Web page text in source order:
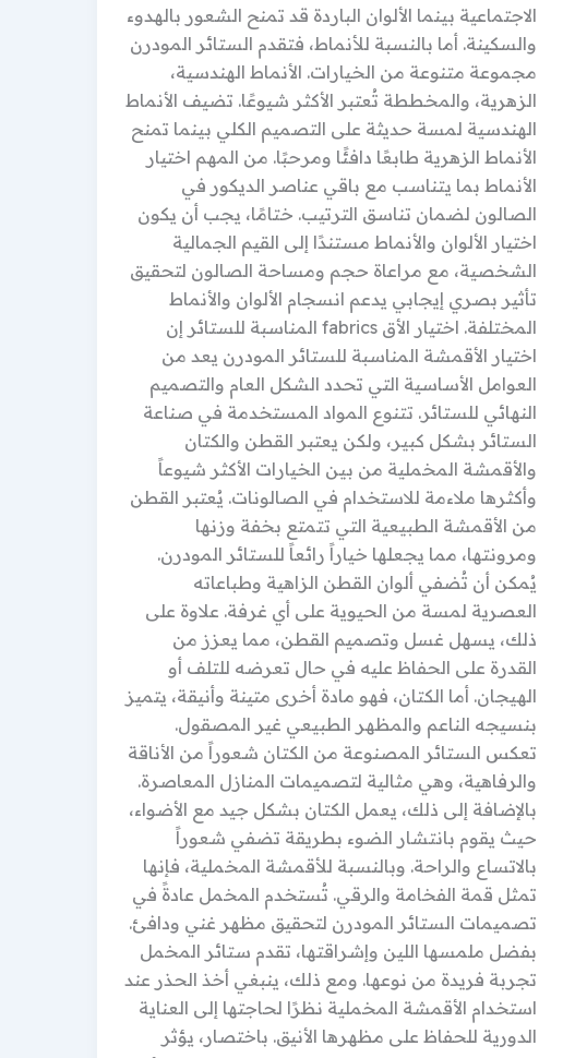
الاجتماعية بينما الألوان الباردة قد تمنح الشعور بالهدوء
والسكينة. أما بالنسبة للأنماط، فتقدم الستائر المودرن
مجموعة متنوعة من الخيارات. الأنماط الهندسية،
الزهرية، والمخططة تُعتبر الأكثر شيوعًا. تضيف الأنماط
الهندسية لمسة حديثة على التصميم الكلي بينما تمنح
الأنماط الزهرية طابعًا دافئًا ومرحبًا. من المهم اختيار
الأنماط بما يتناسب مع باقي عناصر الديكور في
الصالون لضمان تناسق الترتيب. ختامًا، يجب أن يكون
اختيار الألوان والأنماط مستندًا إلى القيم الجمالية
الشخصية، مع مراعاة حجم ومساحة الصالون لتحقيق
تأثير بصري إيجابي يدعم انسجام الألوان والأنماط
المختلفة. اختيار الأق fabrics المناسبة للستائر إن
اختيار الأقمشة المناسبة للستائر المودرن يعد من
العوامل الأساسية التي تحدد الشكل العام والتصميم
النهائي للستائر. تتنوع المواد المستخدمة في صناعة
الستائر بشكل كبير، ولكن يعتبر القطن والكتان
والأقمشة المخملية من بين الخيارات الأكثر شيوعاً
وأكثرها ملاءمة للاستخدام في الصالونات. يُعتبر القطن
من الأقمشة الطبيعية التي تتمتع بخفة وزنها
ومرونتها، مما يجعلها خياراً رائعاً للستائر المودرن.
يُمكن أن تُضفي ألوان القطن الزاهية وطباعاته
العصرية لمسة من الحيوية على أي غرفة. علاوة على
ذلك، يسهل غسل وتصميم القطن، مما يعزز من
القدرة على الحفاظ عليه في حال تعرضه للتلف أو
الهيجان. أما الكتان، فهو مادة أخرى متينة وأنيقة، يتميز
بنسيجه الناعم والمظهر الطبيعي غير المصقول.
تعكس الستائر المصنوعة من الكتان شعوراً من الأناقة
والرفاهية، وهي مثالية لتصميمات المنازل المعاصرة.
بالإضافة إلى ذلك، يعمل الكتان بشكل جيد مع الأضواء،
حيث يقوم بانتشار الضوء بطريقة تضفي شعوراً
بالاتساع والراحة. وبالنسبة للأقمشة المخملية، فإنها
تمثل قمة الفخامة والرقي. تُستخدم المخمل عادةً في
تصميمات الستائر المودرن لتحقيق مظهر غني ودافئ.
بفضل ملمسها اللين وإشراقتها، تقدم ستائر المخمل
تجربة فريدة من نوعها. ومع ذلك، ينبغي أخذ الحذر عند
استخدام الأقمشة المخملية نظرًا لحاجتها إلى العناية
الدورية للحفاظ على مظهرها الأنيق. باختصار، يؤثر